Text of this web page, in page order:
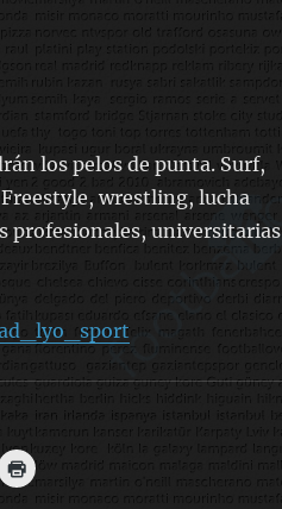
los pelos de punta. Surf,
wrestling, lucha
profesionales, universitarias